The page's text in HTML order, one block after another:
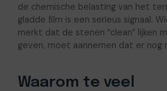
de chemische belasting van het
gladde film is een serieus signaal.
merkt dat de stenen “clean” lijken
geven, moet aannemen dat er nog
Waarom te veel